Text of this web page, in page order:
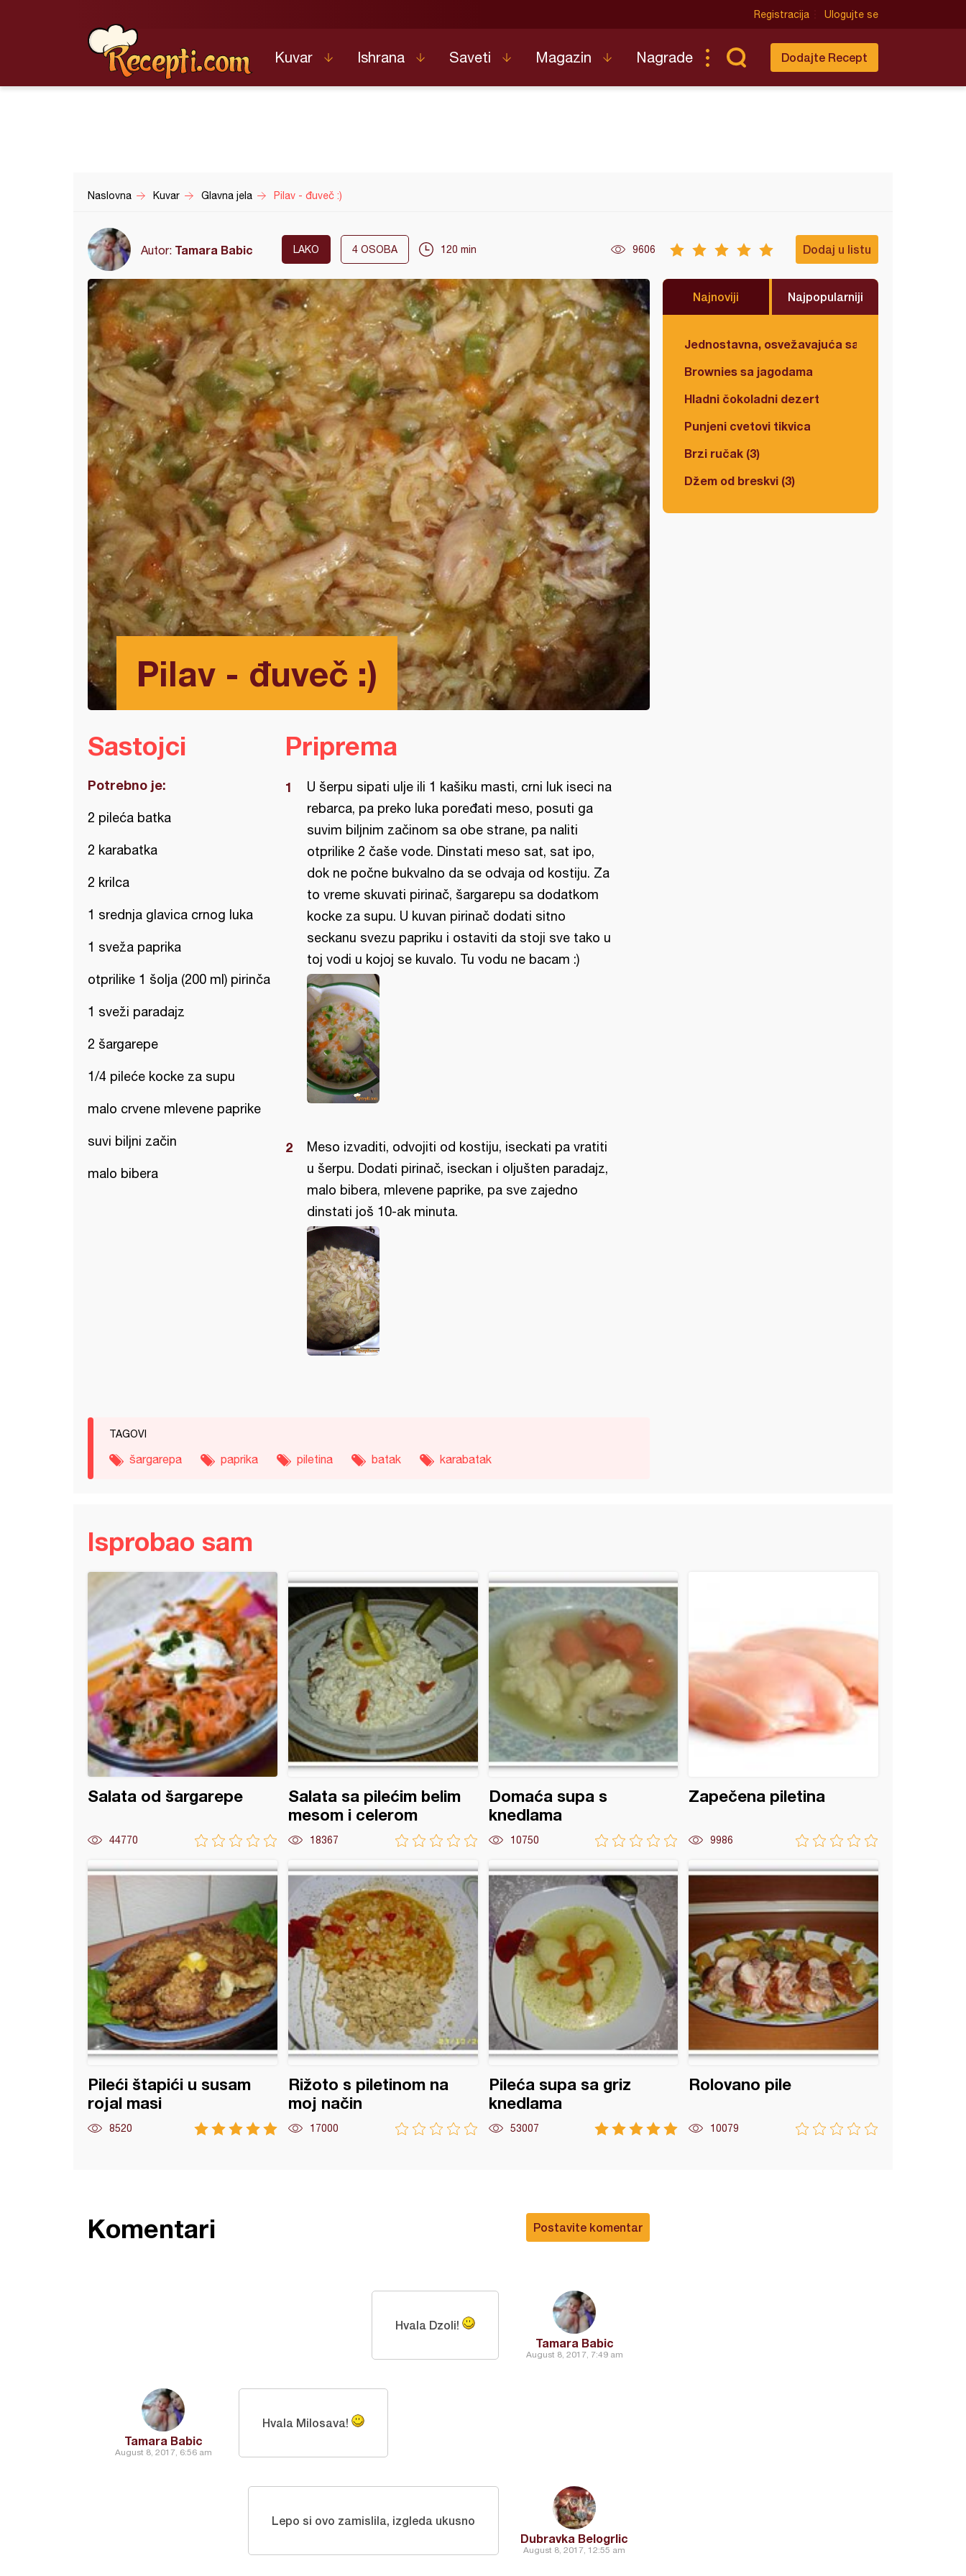
Registracija Ulogujte se
Kuvar Ishrana Saveti Magazin Nagrade Dodajte Recept
Naslovna Kuvar Glavna jela Pilav - đuveč :)
Autor: Tamara Babic LAKO 4 OSOBA 120 min 9606 Dodaj u listu
Pilav - đuveč :)
Najnoviji Najpopularniji
Jednostavna, osvežavajuća salata
Brownies sa jagodama
Hladni čokoladni dezert
Punjeni cvetovi tikvica
Brzi ručak (3)
Džem od breskvi (3)
Sastojci
Potrebno je:
2 pileća batka
2 karabatka
2 krilca
1 srednja glavica crnog luka
1 sveža paprika
otprilike 1 šolja (200 ml) pirinča
1 sveži paradajz
2 šargarepe
1/4 pileće kocke za supu
malo crvene mlevene paprike
suvi biljni začin
malo bibera
Priprema
U šerpu sipati ulje ili 1 kašiku masti, crni luk iseci na
rebarca, pa preko luka poređati meso, posuti ga
suvim biljnim začinom sa obe strane, pa naliti
otprilike 2 čaše vode. Dinstati meso sat, sat ipo,
dok ne počne bukvalno da se odvaja od kostiju. Za
to vreme skuvati pirinač, šargarepu sa dodatkom
kocke za supu. U kuvan pirinač dodati sitno
seckanu svezu papriku i ostaviti da stoji sve tako u
toj vodi u kojoj se kuvalo. Tu vodu ne bacam :)
Meso izvaditi, odvojiti od kostiju, iseckati pa vratiti
u šerpu. Dodati pirinač, iseckan i oljušten paradajz,
malo bibera, mlevene paprike, pa sve zajedno
dinstati još 10-ak minuta.
TAGOVI
šargarepa paprika piletina batak karabatak
Isprobao sam
Salata od šargarepe
44770
Salata sa pilećim belim
mesom i celerom
18367
Domaća supa s
knedlama
10750
Zapečena piletina
9986
Pileći štapići u susam
rojal masi
8520
Rižoto s piletinom na
moj način
17000
Pileća supa sa griz
knedlama
53007
Rolovano pile
10079
Postavite komentar
Komentari
Tamara Babic
August 8, 2017, 7:49 am
Hvala Dzoli!
Tamara Babic
August 8, 2017, 6:56 am
Hvala Milosava!
Dubravka Belogrlic
August 8, 2017, 12:55 am
Lepo si ovo zamislila, izgleda ukusno